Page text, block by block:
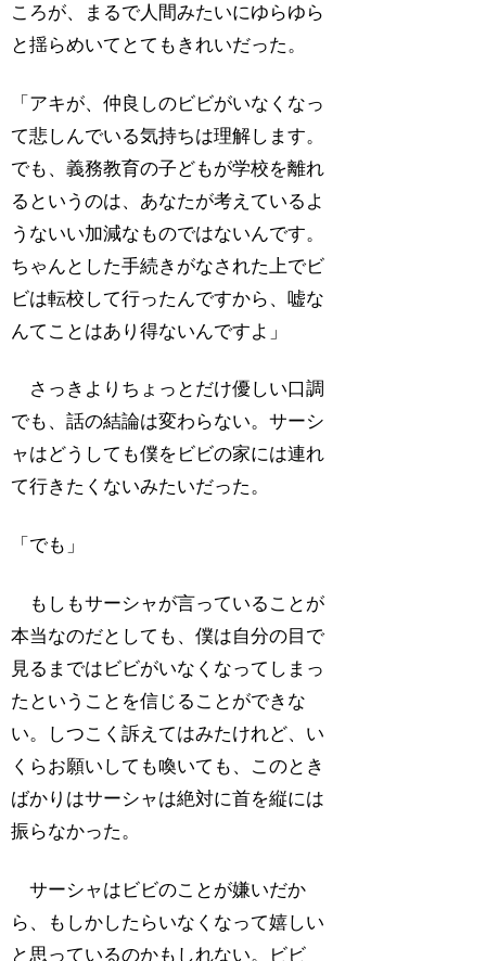
ころが、まるで人間みたいにゆらゆら
と揺らめいてとてもきれいだった。
「アキが、仲良しのビビがいなくなっ
て悲しんでいる気持ちは理解します。
でも、義務教育の子どもが学校を離れ
るというのは、あなたが考えているよ
うないい加減なものではないんです。
ちゃんとした手続きがなされた上でビ
ビは転校して行ったんですから、嘘な
んてことはあり得ないんですよ」
さっきよりちょっとだけ優しい口調
でも、話の結論は変わらない。サーシ
ャはどうしても僕をビビの家には連れ
て行きたくないみたいだった。
「でも」
もしもサーシャが言っていることが
本当なのだとしても、僕は自分の目で
見るまではビビがいなくなってしまっ
たということを信じることができな
い。しつこく訴えてはみたけれど、い
くらお願いしても喚いても、このとき
ばかりはサーシャは絶対に首を縦には
振らなかった。
サーシャはビビのことが嫌いだか
ら、もしかしたらいなくなって嬉しい
と思っているのかもしれない。ビビ